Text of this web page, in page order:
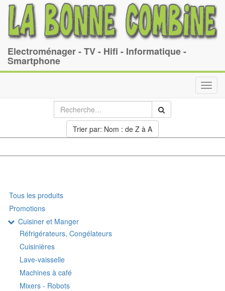
Electroménager - TV - Hifi - Informatique -
Smartphone
Trier par: Nom : de Z à A
Tous les produits
Promotions
Cuisiner et Manger
Réfrigérateurs, Congélateurs
Cuisinières
Lave-vaisselle
Machines à café
Mixers - Robots